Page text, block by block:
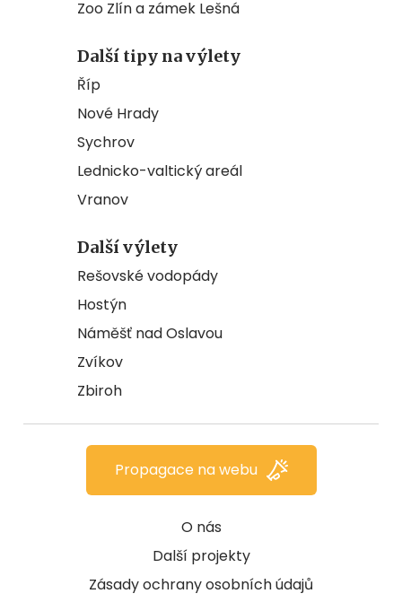
Zoo Zlín a zámek Lešná
Další tipy na výlety
Říp
Nové Hrady
Sychrov
Lednicko-valtický areál
Vranov
Další výlety
Rešovské vodopády
Hostýn
Náměšť nad Oslavou
Zvíkov
Zbiroh
O nás
Další projekty
Zásady ochrany osobních údajů
Propagace na webu